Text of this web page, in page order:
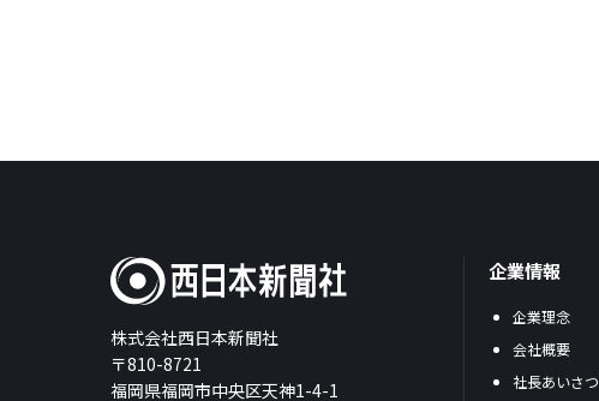
株式会社西日本新聞社
〒810-8721
福岡県福岡市中央区天神1-4-1
企業情報
企業理念
会社概要
社長あいさつ